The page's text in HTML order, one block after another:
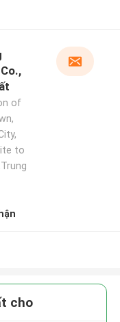
of
to
cho